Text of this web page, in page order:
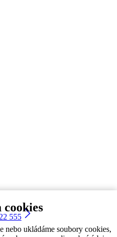
cookies
nebo ukládáme soubory cookies,
555